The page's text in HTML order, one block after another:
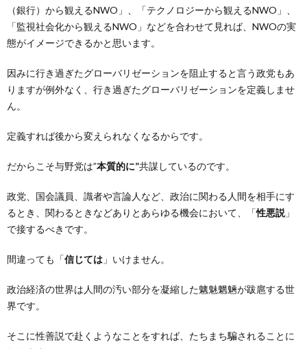
（銀行）から観えるNWO」、「テクノロジーから観えるNWO」、
「監視社会化から観えるNWO」などを合わせて見れば、NWOの実
態がイメージできるかと思います。
因みに行き過ぎたグローバリゼーションを阻止すると言う政党もあ
りますが例外なく、行き過ぎたグローバリゼーションを定義しませ
ん。
定義すれば後から変えられなくなるからです。
だからこそ与野党は”本質的に”共謀しているのです。
政党、国会議員、識者や言論人など、政治に関わる人間を相手にす
るとき、関わるときなどありとあらゆる機会において、「性悪説 」
で接するべきです。
間違っても「信じては 」いけません。
政治経済の世界は人間の汚い部分を凝縮した魑魅魍魎が跋扈する世
界です。
そこに性善説で赴くようなことをすれば、たちまち騙されることに